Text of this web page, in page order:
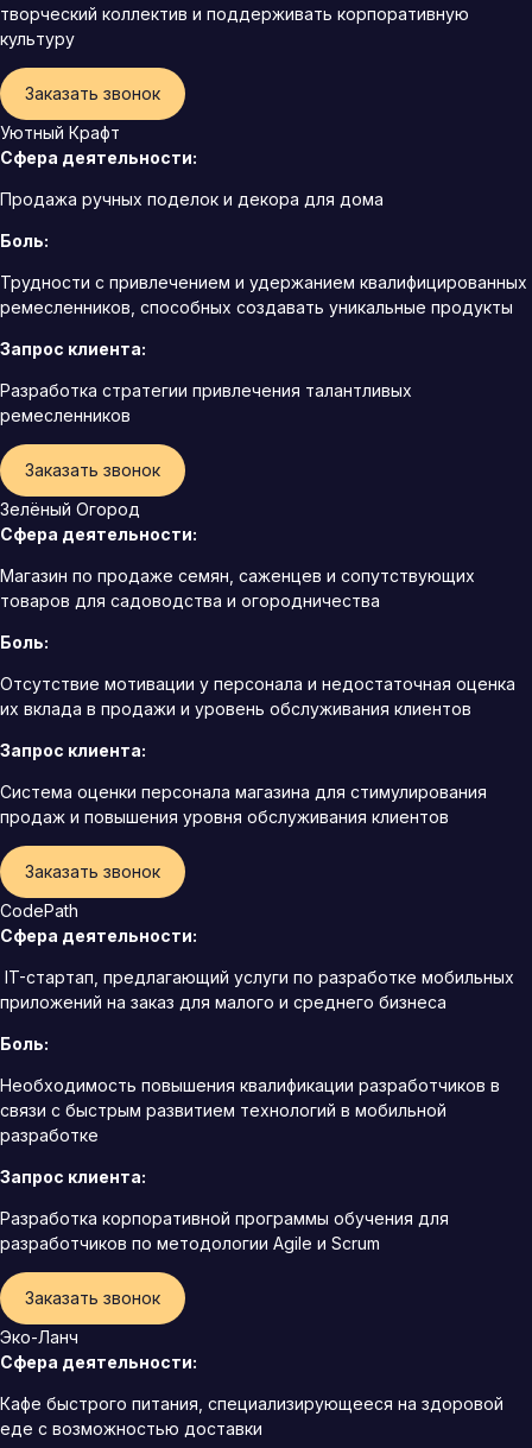
творческий коллектив и поддерживать корпоративную
культуру
Заказать звонок
Уютный Крафт
Сфера деятельности:
Продажа ручных поделок и декора для дома
Боль:
Трудности с привлечением и удержанием квалифицированных
ремесленников, способных создавать уникальные продукты
Запрос клиента:
Разработка стратегии привлечения талантливых
ремесленников
Заказать звонок
Зелёный Огород
Сфера деятельности:
Магазин по продаже семян, саженцев и сопутствующих
товаров для садоводства и огородничества
Боль:
Отсутствие мотивации у персонала и недостаточная оценка
их вклада в продажи и уровень обслуживания клиентов
Запрос клиента:
Система оценки персонала магазина для стимулирования
продаж и повышения уровня обслуживания клиентов
Заказать звонок
CodePath
Сфера деятельности:
IT-стартап, предлагающий услуги по разработке мобильных
приложений на заказ для малого и среднего бизнеса
Боль:
Необходимость повышения квалификации разработчиков в
связи с быстрым развитием технологий в мобильной
разработке
Запрос клиента:
Разработка корпоративной программы обучения для
разработчиков по методологии Agile и Scrum
Заказать звонок
Эко-Ланч
Сфера деятельности:
Кафе быстрого питания, специализирующееся на здоровой
еде с возможностью доставки